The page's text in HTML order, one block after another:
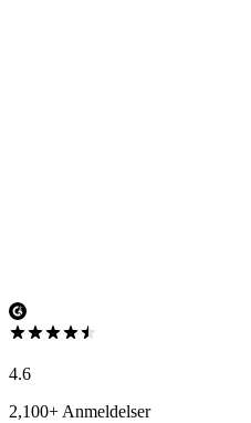
4.6
2,100+ Anmeldelser